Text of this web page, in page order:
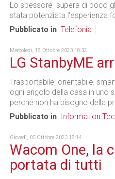
Lo spessore supera di poco
stata potenziata l'esperienza
Pubblicato in Telefonia
Mercoledì, 18 Ottobre 2023 18:32
LG StanbyME
Trasportabile, orientabile,
ogni angolo della casa in uno
perché non ha bisogno della
Pubblicato in
Information
Giovedì, 05 Ottobre 2023 18:14
Wacom One, la
portata di tutti